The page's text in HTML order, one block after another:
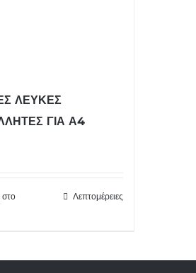
ΛΕΥΚΕΣ
ΓΙΑ Α4
Λεπτομέρειες